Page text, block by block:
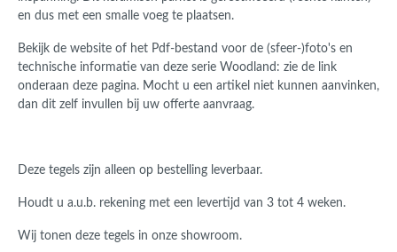
en dus met een smalle voeg te plaatsen.
Bekijk de website of het Pdf-bestand voor de (sfeer-)foto's en
technische informatie van deze serie Woodland: zie de link
onderaan deze pagina. Mocht u een artikel niet kunnen aanvinken,
dan dit zelf invullen bij uw offerte aanvraag.
Deze tegels zijn alleen op bestelling leverbaar.
Houdt u a.u.b. rekening met een levertijd van 3 tot 4 weken.
Wij tonen deze tegels in onze showroom.